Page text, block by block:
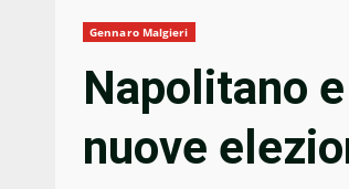
Gennaro Malgieri
Napolitano
nuove